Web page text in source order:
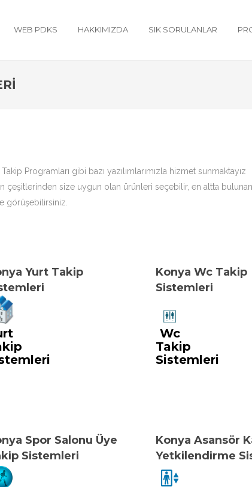
WEB PDKS HAKKIMIZDA SIK SORULANLAR
Programları gibi bazı yazılımlarımızla hizmet sunmaktayız
çeşitlerinden size uygun olan ürünleri seçebilir, en altta
görüşebilirsiniz.
Yurt Takip
Konya Wc Takip
Sistemleri
Wc
Takip
Sistemleri
Spor Salonu Üye
Sistemleri
Konya Asansör
Yetkilendirme